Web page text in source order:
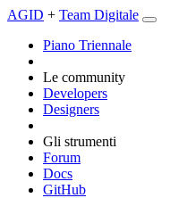
AGID + Team Digitale
Piano Triennale
Le community
Developers
Designers
Gli strumenti
Forum
Docs
GitHub